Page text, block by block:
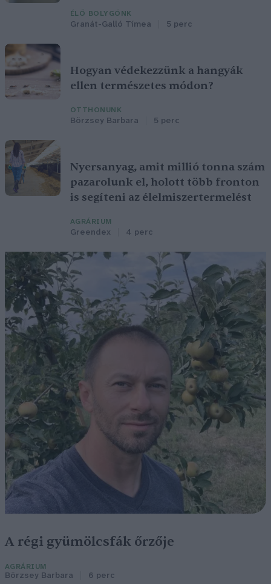
ÉLŐ BOLYGÓNK
Granát-Galló Tímea 5 perc
Hogyan védekezzünk a hangyák
ellen természetes módon?
OTTHONUNK
Börzsey Barbara 5 perc
Nyersanyag, amit millió tonna szám
pazarolunk el, holott több fronton
is segíteni az élelmiszertermelést
AGRÁRIUM
Greendex 4 perc
A régi gyümölcsfák őrzője
AGRÁRIUM
Börzsey Barbara 6 perc